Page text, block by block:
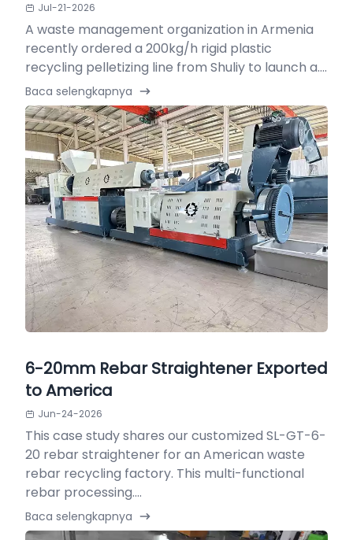
Jul-21-2026
A waste management organization in Armenia
recently ordered a 200kg/h rigid plastic
recycling pelletizing line from Shuliy to launch a....
Baca selengkapnya
6-20mm Rebar Straightener Exported
to America
Jun-24-2026
This case study shares our customized SL-GT-6-
20 rebar straightener for an American waste
rebar recycling factory. This multi-functional
rebar processing....
Baca selengkapnya